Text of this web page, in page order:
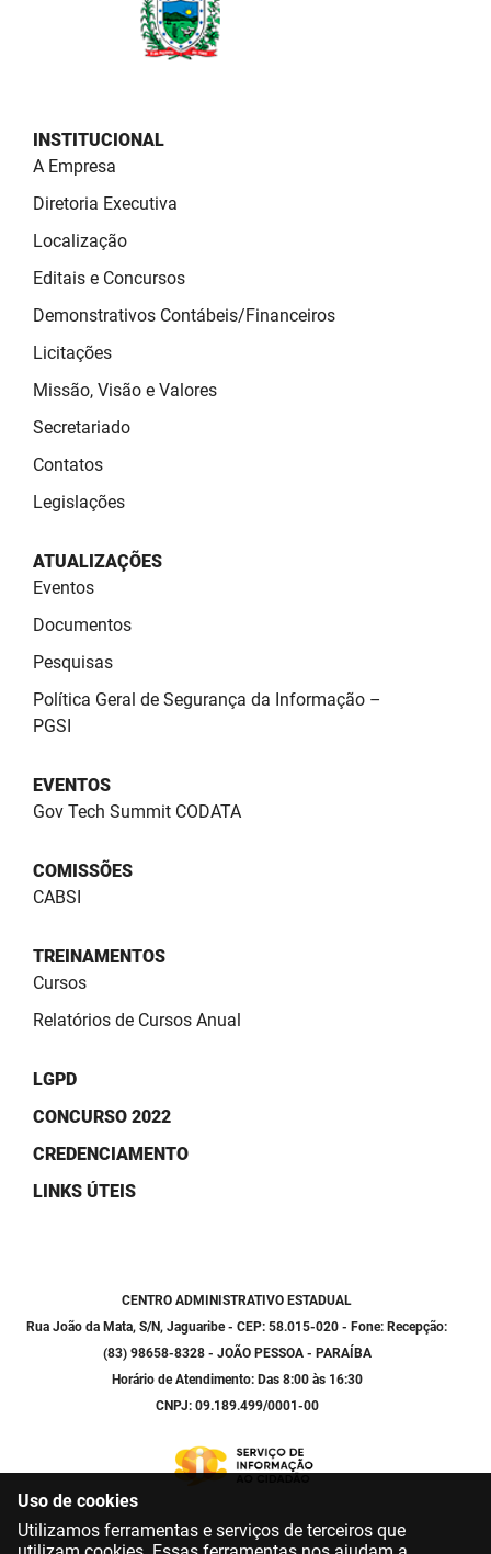
INSTITUCIONAL
A Empresa
Diretoria Executiva
Localização
Editais e Concursos
Demonstrativos Contábeis/Financeiros
Licitações
Missão, Visão e Valores
Secretariado
Contatos
Legislações
ATUALIZAÇÕES
Eventos
Documentos
Pesquisas
Política Geral de Segurança da Informação –
PGSI
EVENTOS
Gov Tech Summit CODATA
COMISSÕES
CABSI
TREINAMENTOS
Cursos
Relatórios de Cursos Anual
LGPD
CONCURSO 2022
CREDENCIAMENTO
LINKS ÚTEIS
CENTRO ADMINISTRATIVO ESTADUAL
Rua João da Mata, S/N, Jaguaribe - CEP: 58.015-020 - Fone: Recepção:
(83) 98658-8328 - JOÃO PESSOA - PARAÍBA
Horário de Atendimento: Das 8:00 às 16:30
CNPJ: 09.189.499/0001-00
Uso de cookies
Utilizamos ferramentas e serviços de terceiros que